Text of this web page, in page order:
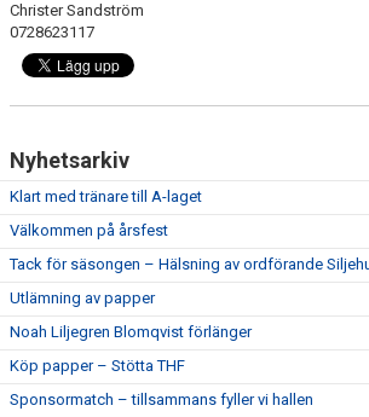
KIOSKEN
THF UNGDOMSPOLICY - RÖDA TRÅD
BILDGALLERI
TRISSBOLAGET
ALLMÄNHETENS ÅKNING
Christer Sandström
0728623117
Nyhetsarkiv
Klart med tränare till A-laget
Välkommen på årsfest
Tack för säsongen – Hälsning av ordförande
Utlämning av papper
Noah Liljegren Blomqvist förlänger
Köp papper – Stötta THF
Sponsormatch – tillsammans fyller vi hallen